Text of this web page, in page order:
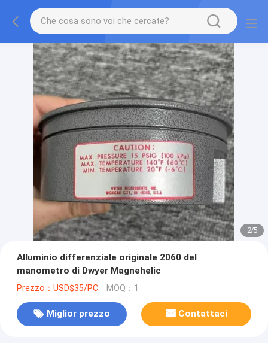
2/5
Alluminio differenziale originale 2060 del
manometro di Dwyer Magnehelic
Prezzo：USD$35/PC MOQ：1
Miglior prezzo Contattaci